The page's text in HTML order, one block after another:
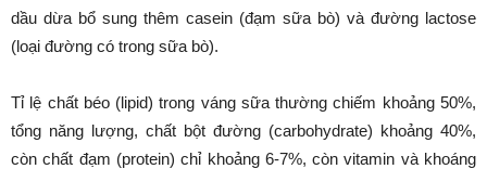
dầu dừa bổ sung thêm casein (đạm sữa bò) và đường lactose
(loại đường có trong sữa bò).
Tỉ lệ chất béo (lipid) trong váng sữa thường chiếm khoảng 50%,
tổng năng lượng, chất bột đường (carbohydrate) khoảng 40%,
còn chất đạm (protein) chỉ khoảng 6-7%, còn vitamin và khoáng